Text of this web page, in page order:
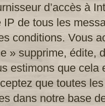
d’accès à
IP de tous les
conditions. Vous
» supprime, édite,
estimons que cela
que toutes
dans notre base